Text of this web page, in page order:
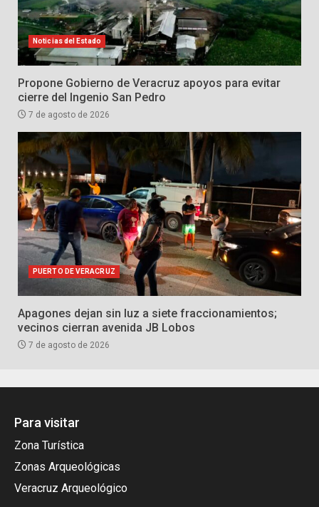
Noticias del Estado
Propone Gobierno de Veracruz apoyos para evitar
cierre del Ingenio San Pedro
7 de agosto de 2026
PUERTO DE VERACRUZ
Apagones dejan sin luz a siete fraccionamientos;
vecinos cierran avenida JB Lobos
7 de agosto de 2026
Para visitar
Zona Turística
Zonas Arqueológicas
Veracruz Arqueológico